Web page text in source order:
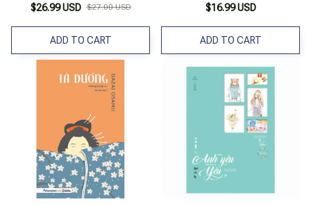
$26.99 USD $27.00 USD
ADD TO CART
$16.99 USD
ADD TO CART